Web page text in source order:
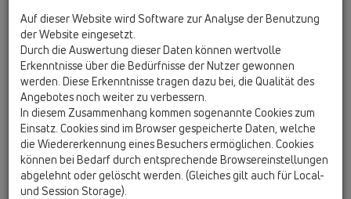
HL905N
Unterputzrohrbelüfter, flach
Auf dieser Website wird Software zur Analyse der Benutzung
der Website eingesetzt.
Durch die Auswertung dieser Daten können wertvolle
Erkenntnisse über die Bedürfnisse der Nutzer gewonnen
werden. Diese Erkenntnisse tragen dazu bei, die Qualität des
Angebotes noch weiter zu verbessern.
In diesem Zusammenhang kommen sogenannte Cookies zum
Einsatz. Cookies sind im Browser gespeicherte Daten, welche
die Wiedererkennung eines Besuchers ermöglichen. Cookies
können bei Bedarf durch entsprechende Browsereinstellungen
abgelehnt oder gelöscht werden. (Gleiches gilt auch für Local-
und Session Storage).